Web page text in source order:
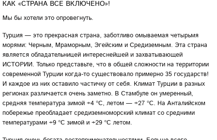
КАК «СТРАНА ВСЕ ВКЛЮЧЕНО»!
Мы бы хотели это опровегнуть.
Турция — это прекрасная страна, заботливо омываемая четырьмя
морями: Черным, Мраморным, Эгейским и Средиземным. Эта страна
является обладательницей интереснейшей и захватывающей
ИСТОРИИ. Только представьте, что в общей сложности на территории
современной Турции когда-то существовало примерно 35 государств!
И каждое из них оставило частичку от себя. Климат Турции в разных
регионах различается очень заметно. В Стамбуле он умеренный,
средняя температура зимой +4 °C, летом — +27 °C. На Анталийском
побережье преобладает средиземноморский климат со средними
температурами +9 °C зимой и +29 °C летом.